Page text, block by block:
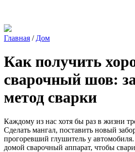
Главная / Дом
Как получить
сварочный шов:
метод сварки
Каждому из нас хотя бы раз в жизни
Сделать мангал, поставить новый
прогоревший глушитель у
домой сварочный аппарат, чтобы